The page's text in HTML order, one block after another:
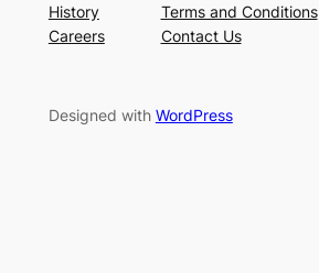
History
Careers
Terms and Conditions
Contact Us
Designed with WordPress